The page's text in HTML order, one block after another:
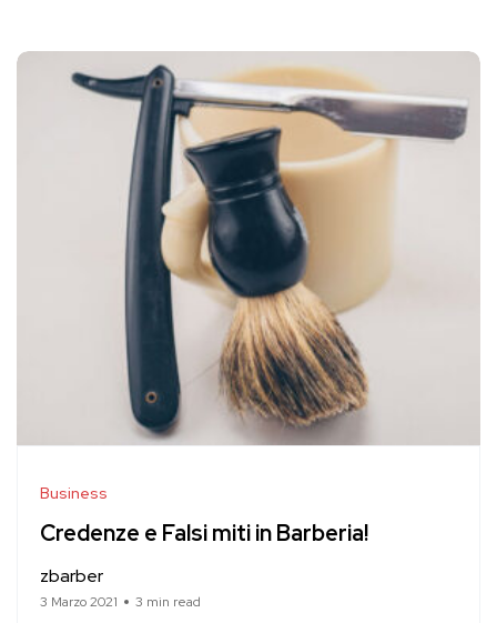
Business
Credenze e Falsi miti in Barberia!
zbarber
3 Marzo 2021 3 min read